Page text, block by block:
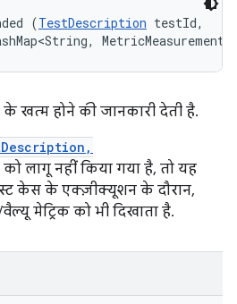
(TestDescription testId,
खत्म होने की जानकारी देती है.
को लागू नहीं किया गया है, तो यह
केस के एक्ज़ीक्यूशन के दौरान,
मेट्रिक को भी दिखाता है.